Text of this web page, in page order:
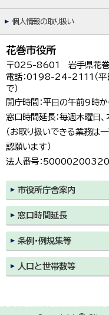
個人情報の取り扱い
花巻市役所
〒025-8601 岩手県花
電話：0198-24-2111（平
で）
開庁時間：平日の午前9時
窓口時間延長：毎週木曜日
（お取り扱いできる業務は
認願います）
法人番号：
市役所庁舎案内
窓口時間延長
条例・例規集等
人口と世帯数等